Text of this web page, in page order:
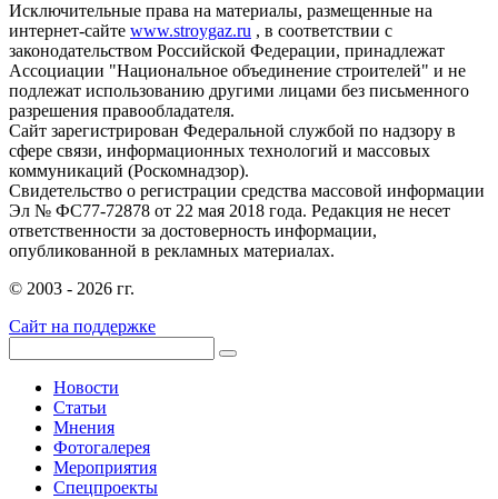
Исключительные права на материалы, размещенные на
интернет-сайте www.stroygaz.ru , в соответствии с
законодательством Российской Федерации, принадлежат
Ассоциации "Национальное объединение строителей" и не
подлежат использованию другими лицами без письменного
разрешения правообладателя.
Сайт зарегистрирован Федеральной службой по надзору в
сфере связи, информационных технологий и массовых
коммуникаций (Роскомнадзор).
Свидетельство о регистрации средства массовой информации
Эл № ФС77-72878 от 22 мая 2018 года. Редакция не несет
ответственности за достоверность информации,
опубликованной в рекламных материалах.
© 2003 - 2026 гг.
Сайт на поддержке
Новости
Статьи
Мнения
Фотогалерея
Мероприятия
Спецпроекты